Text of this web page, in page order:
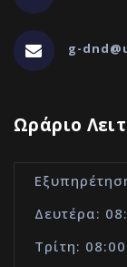
g-
Ωράριο
Δευτέρα:
Τρίτη: